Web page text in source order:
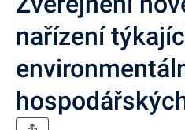
nařízení